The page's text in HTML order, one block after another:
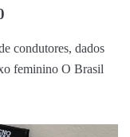
condutores, dados
feminino O Brasil